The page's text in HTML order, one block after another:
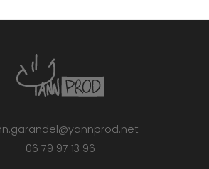
06 79 97 13 96